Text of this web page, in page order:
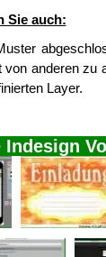
Sie auch:
anderen zu
Layer.